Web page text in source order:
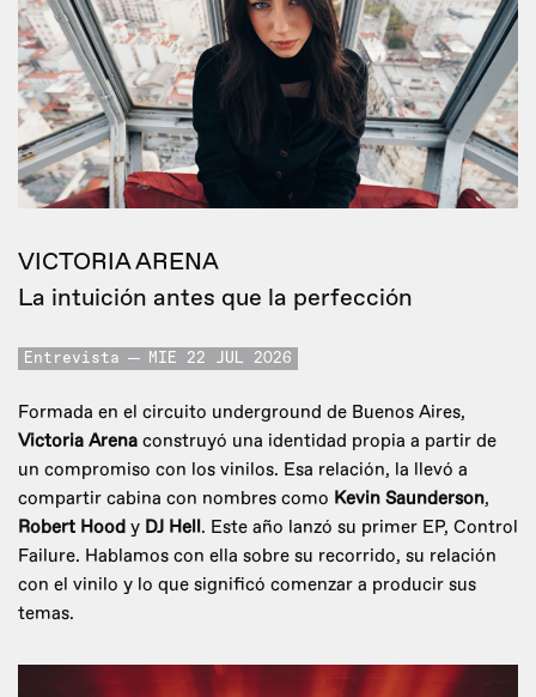
VICTORIA ARENA
La intuición antes que la perfección
Entrevista MIE 22 JUL 2026
Formada en el circuito underground de Buenos Aires,
Victoria Arena construyó una identidad propia a partir de
un compromiso con los vinilos. Esa relación, la llevó a
compartir cabina con nombres como Kevin Saunderson,
Robert Hood y DJ Hell. Este año lanzó su primer EP, Control
Failure. Hablamos con ella sobre su recorrido, su relación
con el vinilo y lo que significó comenzar a producir sus
temas.